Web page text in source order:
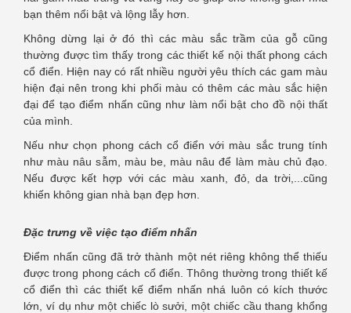
bạn thêm nổi bật và lộng lẫy hơn.
Không dừng lại ở đó thì các màu sắc trầm của gỗ cũng
thường được tìm thấy trong các thiết kế nội thất phong cách
cổ điển. Hiện nay có rất nhiều người yêu thích các gam màu
hiện đại nên trong khi phối màu có thêm các màu sắc hiện
đại để tạo điểm nhấn cũng như làm nổi bật cho đồ nội thất
của mình.
Nếu như chọn phong cách cổ điển với màu sắc trung tính
như màu nâu sẫm, màu be, màu nâu để làm màu chủ đạo.
Nếu được kết hợp với các màu xanh, đỏ, da trời,...cũng
khiến không gian nhà bạn đẹp hơn.
Đặc trưng về việc tạo điểm nhấn
Điểm nhấn cũng đã trở thành một nét riêng không thể thiếu
được trong phong cách cổ điển. Thông thường trong thiết kế
cổ điển thì các thiết kế điểm nhấn nhá luôn có kích thước
lớn, ví dụ như một chiếc lò sưởi, một chiếc cầu thang khổng